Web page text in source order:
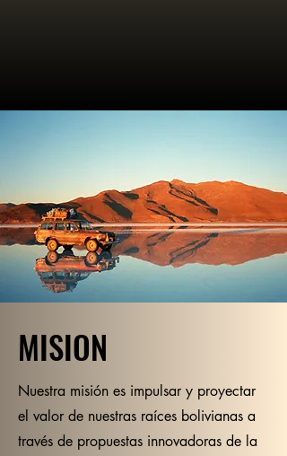
MISION
Nuestra misión es impulsar y proyectar
el valor de nuestras raíces bolivianas a
través de propuestas innovadoras de la